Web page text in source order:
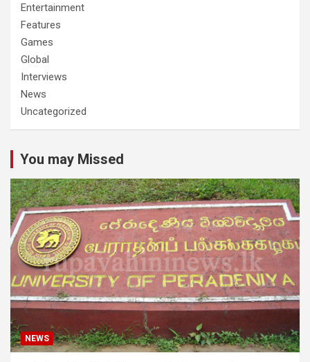
Entertainment
Features
Games
Global
Interviews
News
Uncategorized
You may Missed
NEWS